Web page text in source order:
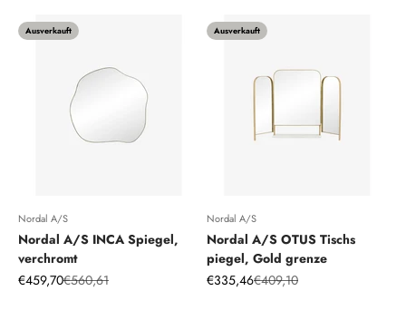
Ausverkauft
Nordal A/S
Nordal A/S INCA Spiegel,
verchromt
Angebot
€459,70Regulärer Preis
€560,61
Ausverkauft
Nordal A/S
Nordal A/S OTUS Tischs
piegel, Gold grenze
Angebot
€335,46Regulärer Preis
€409,10